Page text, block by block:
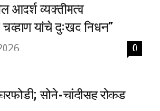
आदर्श व्यक्तीमत्व
यांचे दुःखद निधन”
0
सोने-चांदीसह रोकड